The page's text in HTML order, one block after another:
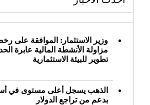
وزير الاستثمار: الموافقة على
مزاولة الأنشطة المالية عابرة
تطوير للبيئة الاستثمارية
الذهب يسجل أعلى مستوى في
بدعم من تراجع الدولار